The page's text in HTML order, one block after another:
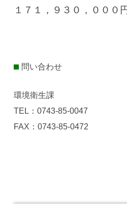
１７１，９３０，０００
問い合わせ
環境衛生課
TEL：0743-85-0047
FAX：0743-85-0472